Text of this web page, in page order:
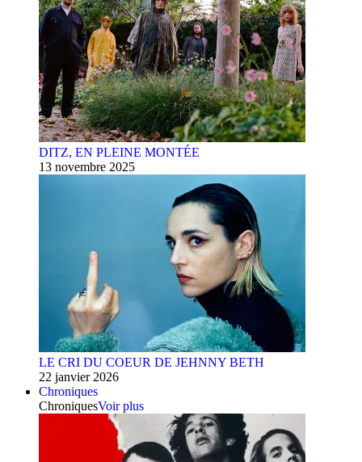
DITZ, EN PLEINE MONTÉE
13 novembre 2025
LE CRI DU COEUR DE JEHNNY BETH
22 janvier 2026
Chroniques
ChroniquesVoir plus